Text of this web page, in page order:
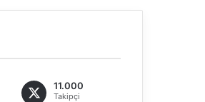
11.000
Takipçi